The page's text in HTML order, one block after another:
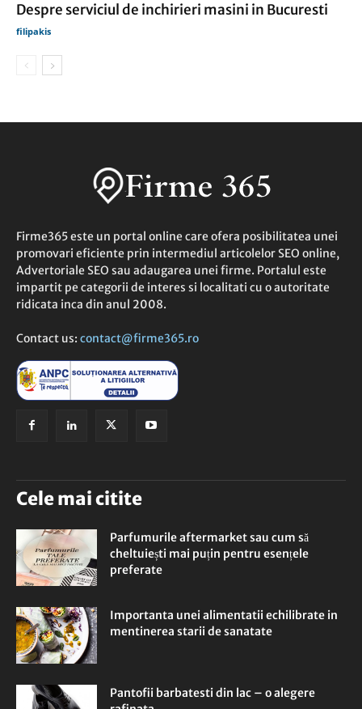
Despre serviciul de inchirieri masini in Bucuresti
filipakis
Firme365 este un portal online care ofera posibilitatea unei
promovari eficiente prin intermediul articolelor SEO online,
Advertoriale SEO sau adaugarea unei firme. Portalul este
impartit pe categorii de interes si localitati cu o autoritate
ridicata inca din anul 2008.
Contact us: contact@firme365.ro
Cele mai citite
Parfumurile aftermarket sau cum să
cheltuiești mai puțin pentru esențele
preferate
Importanta unei alimentatii echilibrate in
mentinerea starii de sanatate
Pantofii barbatesti din lac – o alegere